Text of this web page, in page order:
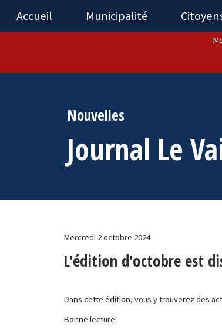
Accueil Municipalité
Nouvelles
Journal Le
Mercredi 2 octobre 2024
L'édition d'octobre est
Dans cette édition, vous y trouverez des
Bonne lecture!